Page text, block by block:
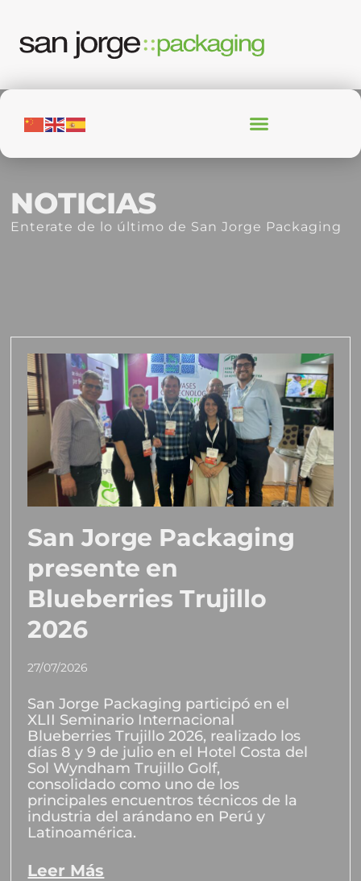
NOTICIAS
Enterate de lo último de San Jorge Packaging
San Jorge Packaging
presente en
Blueberries Trujillo
2026
27/07/2026
San Jorge Packaging participó en el
XLII Seminario Internacional
Blueberries Trujillo 2026, realizado los
días 8 y 9 de julio en el Hotel Costa del
Sol Wyndham Trujillo Golf,
consolidado como uno de los
principales encuentros técnicos de la
industria del arándano en Perú y
Latinoamérica.
Leer Más